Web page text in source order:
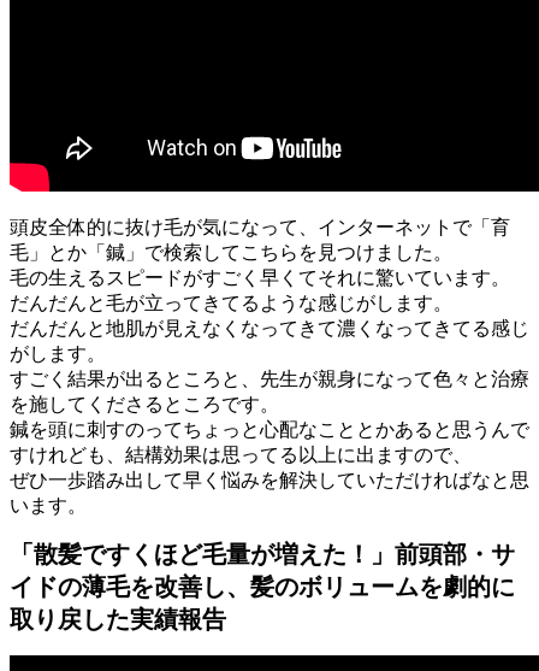
頭皮全体的に抜け毛が気になって、インターネットで「育
毛」とか「鍼」で検索してこちらを見つけました。
毛の生えるスピードがすごく早くてそれに驚いています。
だんだんと毛が立ってきてるような感じがします。
だんだんと地肌が見えなくなってきて濃くなってきてる感じ
がします。
すごく結果が出るところと、先生が親身になって色々と治療
を施してくださるところです。
鍼を頭に刺すのってちょっと心配なこととかあると思うんで
すけれども、結構効果は思ってる以上に出ますので、
ぜひ一歩踏み出して早く悩みを解決していただければなと思
います。
「散髪ですくほど毛量が増えた！」前頭部・サ
イドの薄毛を改善し、髪のボリュームを劇的に
取り戻した実績報告